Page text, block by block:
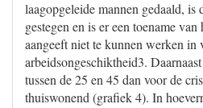
laagopgeleide mannen gedaald, is
gestegen en is er een toename
aangeeft niet te kunnen werken in
arbeidsongeschiktheid3.
tussen de 25 en 45 dan voor de
thuiswonend (grafiek 4). In